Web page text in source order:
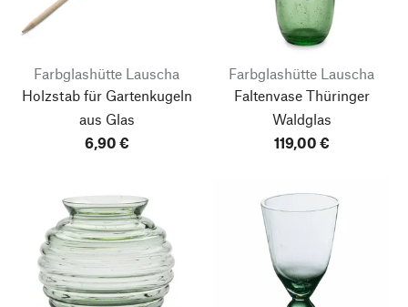
Farbglashütte Lauscha
Holzstab für Gartenkugeln
aus Glas
6,90 €
Farbglashütte Lauscha
Faltenvase Thüringer
Waldglas
119,00 €